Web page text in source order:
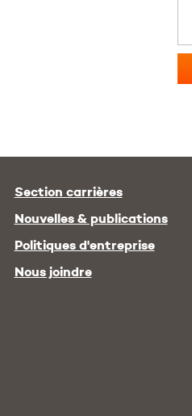
Section carrières
Nouvelles & publications
Politiques d'entreprise
Nous joindre